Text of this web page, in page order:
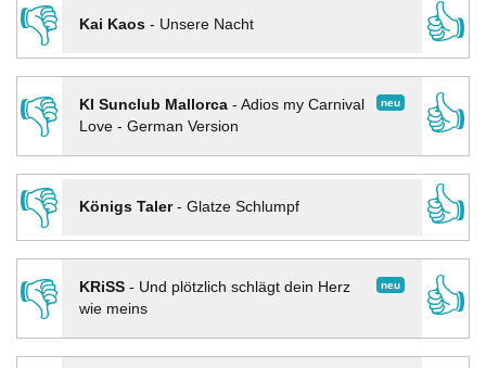
👎
Kai Kaos- Unsere Nacht
👍
👎
neu
KI Sunclub Mallorca- Adios my Carnival
Love - German Version
👍
👎
Königs Taler- Glatze Schlumpf
👍
👎
neu
KRiSS- Und plötzlich schlägt dein Herz
wie meins
👍